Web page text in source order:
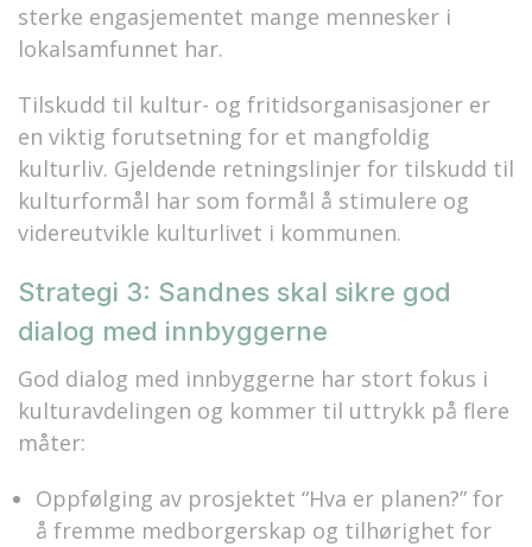
sterke engasjementet mange mennesker i
lokalsamfunnet har.
Tilskudd til kultur- og fritidsorganisasjoner er
en viktig forutsetning for et mangfoldig
kulturliv. Gjeldende retningslinjer for tilskudd til
kulturformål har som formål å stimulere og
videreutvikle kulturlivet i kommunen.
Strategi 3: Sandnes skal sikre god
dialog med innbyggerne
God dialog med innbyggerne har stort fokus i
kulturavdelingen og kommer til uttrykk på flere
måter:
Oppfølging av prosjektet “Hva er planen?” for
å fremme medborgerskap og tilhørighet for